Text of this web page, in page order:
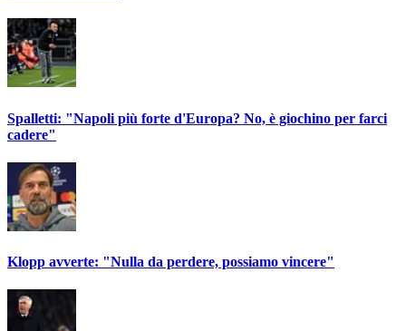
Spalletti: "Napoli più forte d'Europa? No, è giochino per farci
cadere"
Klopp avverte: "Nulla da perdere, possiamo vincere"